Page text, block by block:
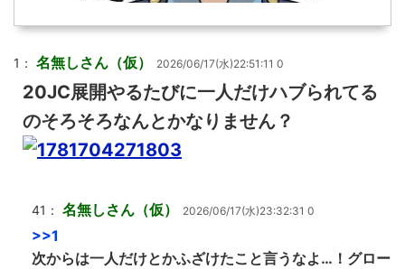
1： 名無しさん（仮） 2026/06/17(水)22:51:11 0
20JC展開やるたびに一人だけハブられてる
のそろそろなんとかなりません？
41： 名無しさん（仮） 2026/06/17(水)23:32:31 0
>>1
次からは一人だけとかふざけたこと言うなよ…！グロー